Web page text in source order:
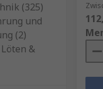
(325)
und
(2)
&